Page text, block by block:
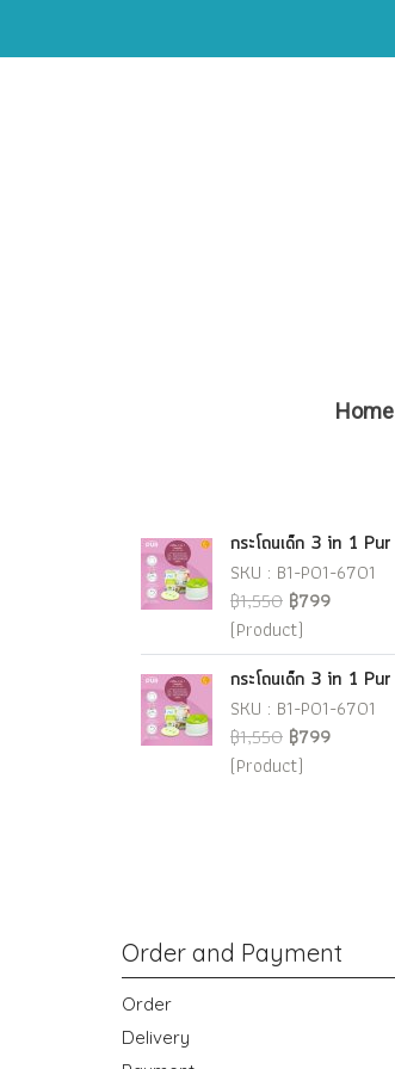
Home
กระโถนเด็ก 3 in 1 Pur
SKU : B1-P01-6701
฿1,550 ฿799
(Product)
กระโถนเด็ก 3 in 1 Pur
SKU : B1-P01-6701
฿1,550 ฿799
(Product)
Order and Payment
Order
Delivery